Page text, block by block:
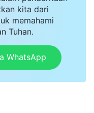
kita dari
memahami
Tuhan.
WhatsApp